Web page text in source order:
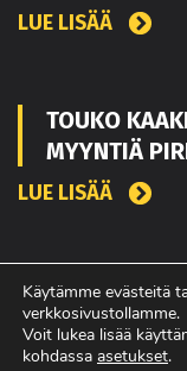
LUE LISÄÄ
TOUKO
MYYNTIÄ
LUE LISÄÄ
POWER
AMERIKASTA
Käytämme evästeitä
verkkosivustollamme.
Voit lukea lisää
kohdassa asetukset.